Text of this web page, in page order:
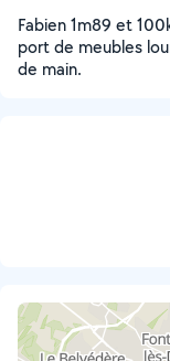
Fabien 1m89 et
port de meubles
de main.